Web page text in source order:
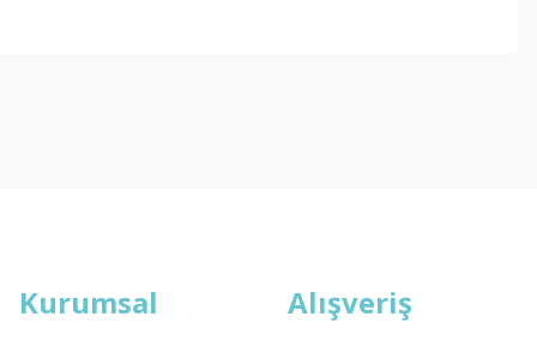
Kurumsal Alışveriş